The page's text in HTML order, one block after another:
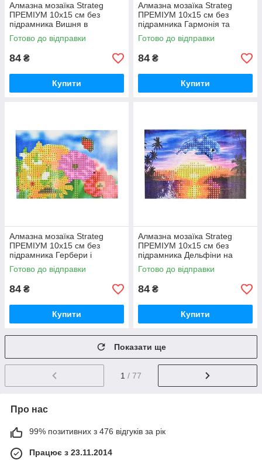
Алмазна мозаїка Strateg
ПРЕМІУМ 10х15 см без
підрамника Вишня в
водяному відображенні
(YAB20791)
Готово до відправки
84 ₴
Купити
Алмазна мозаїка Strateg
ПРЕМІУМ 10х15 см без
підрамника Гармонія та
спокій (YAB28548)
Готово до відправки
84 ₴
Купити
Алмазна мозаїка Strateg
ПРЕМІУМ 10х15 см без
підрамника Гербери і
метелики (YAB14425)
Готово до відправки
84 ₴
Купити
Алмазна мозаїка Strateg
ПРЕМІУМ 10х15 см без
підрамника Дельфіни на
заході сонця (YAB29566)
Готово до відправки
84 ₴
Купити
Показати ще
1 / 77
Про нас
99% позитивних з 476 відгуків за рік
Працює з 23.11.2014